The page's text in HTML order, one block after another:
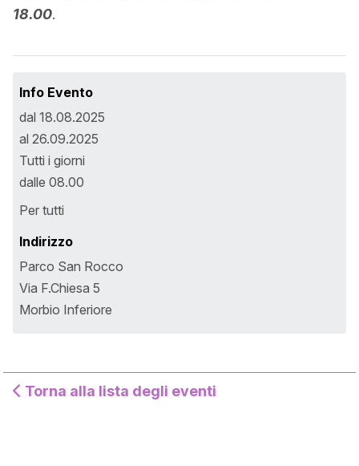
18.00.
Info Evento
dal 18.08.2025
al 26.09.2025
Tutti i giorni
dalle 08.00
Per tutti
Indirizzo
Parco San Rocco
Via F.Chiesa 5
Morbio Inferiore
Torna alla lista degli eventi